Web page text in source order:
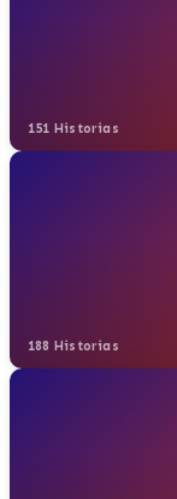
151 Historias
188 Historias